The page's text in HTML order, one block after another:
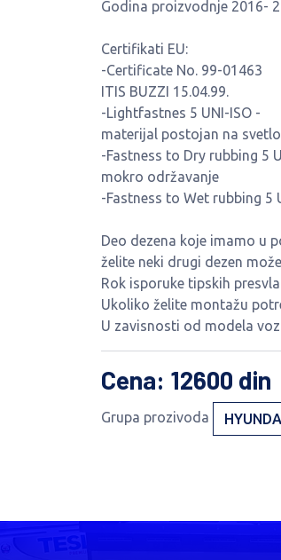
Godina proizvodnje 2016-
Certifikati EU:
-Certificate No. 99-01463
ITIS BUZZI 15.04.99.
-Lightfastnes 5 UNI-ISO -
materijal postojan na svetlo
-Fastness to Dry rubbing 5
mokro održavanje
-Fastness to Wet rubbing 5
Deo dezena koje imamo u
želite neki drugi dezen
Rok isporuke tipskih
Ukoliko želite montažu
U zavisnosti od modela
Cena: 12600 din
Grupa prozivoda